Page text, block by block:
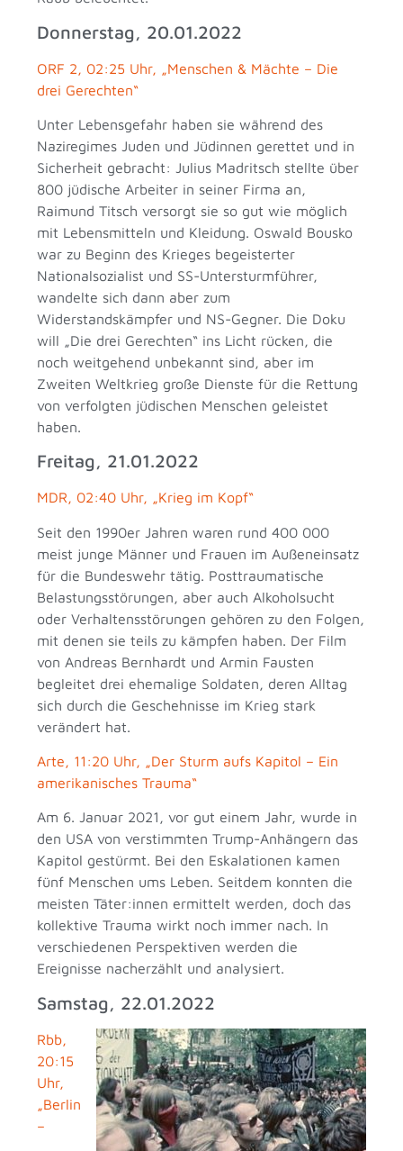
Donnerstag, 20.01.2022
ORF 2, 02:25 Uhr, „Menschen & Mächte – Die
drei Gerechten“
Unter Lebensgefahr haben sie während des
Naziregimes Juden und Jüdinnen gerettet und in
Sicherheit gebracht: Julius Madritsch stellte über
800 jüdische Arbeiter in seiner Firma an,
Raimund Titsch versorgt sie so gut wie möglich
mit Lebensmitteln und Kleidung. Oswald Bousko
war zu Beginn des Krieges begeisterter
Nationalsozialist und SS-Untersturmführer,
wandelte sich dann aber zum
Widerstandskämpfer und NS-Gegner. Die Doku
will „Die drei Gerechten“ ins Licht rücken, die
noch weitgehend unbekannt sind, aber im
Zweiten Weltkrieg große Dienste für die Rettung
von verfolgten jüdischen Menschen geleistet
haben.
Freitag, 21.01.2022
MDR, 02:40 Uhr, „Krieg im Kopf“
Seit den 1990er Jahren waren rund 400 000
meist junge Männer und Frauen im Außeneinsatz
für die Bundeswehr tätig. Posttraumatische
Belastungsstörungen, aber auch Alkoholsucht
oder Verhaltensstörungen gehören zu den Folgen,
mit denen sie teils zu kämpfen haben. Der Film
von Andreas Bernhardt und Armin Fausten
begleitet drei ehemalige Soldaten, deren Alltag
sich durch die Geschehnisse im Krieg stark
verändert hat.
Arte, 11:20 Uhr, „Der Sturm aufs Kapitol – Ein
amerikanisches Trauma“
Am 6. Januar 2021, vor gut einem Jahr, wurde in
den USA von verstimmten Trump-Anhängern das
Kapitol gestürmt. Bei den Eskalationen kamen
fünf Menschen ums Leben. Seitdem konnten die
meisten Täter:innen ermittelt werden, doch das
kollektive Trauma wirkt noch immer nach. In
verschiedenen Perspektiven werden die
Ereignisse nacherzählt und analysiert.
Samstag, 22.01.2022
Rbb,
20:15
Uhr,
„Berlin
–